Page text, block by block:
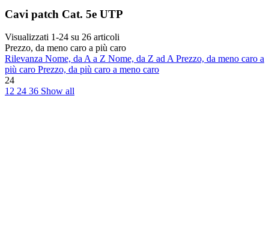
Cavi patch Cat. 5e UTP
Visualizzati 1-24 su 26 articoli
Prezzo, da meno caro a più caro
Rilevanza Nome, da A a Z Nome, da Z ad APrezzo, da meno caro a
più caro Prezzo, da più caro a meno caro
24
12 24 36 Show all